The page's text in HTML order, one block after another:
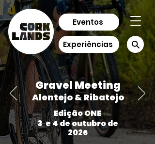
Eventos
Experiências
Gravel Meeting
Alentejo & Ribatejo
Edição ONE
3 e 4 de outubro de
2026